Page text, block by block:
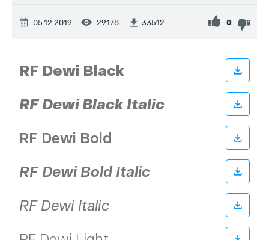
05.12.2019 29178 33512 0